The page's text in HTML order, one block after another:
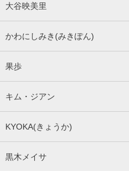
大谷映美里
かわにしみき(みきぽん)
果歩
キム・ジアン
KYOKA(きょうか)
黒木メイサ